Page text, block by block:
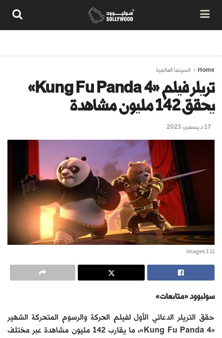
Home السينما العالمية
تريلر فيلم «Kung Fu Panda 4»
يحقق 142 مليون مشاهدة
17 ديسمبر، 2023
images 1 11
سوليوود «متابعات»
حقق التريلر الدعائي الأول لفيلم الحركة والرسوم المتحركة الشهير
«Kung Fu Panda 4»، ما يقارب 142 مليون مشاهدة عبر مختلف